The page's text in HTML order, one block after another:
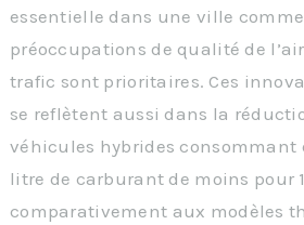
essentielle dans une ville
préoccupations de qualité de
trafic sont prioritaires. Ces
se reflètent aussi dans la
véhicules hybrides consommant
litre de carburant de moins pour
comparativement aux modèles